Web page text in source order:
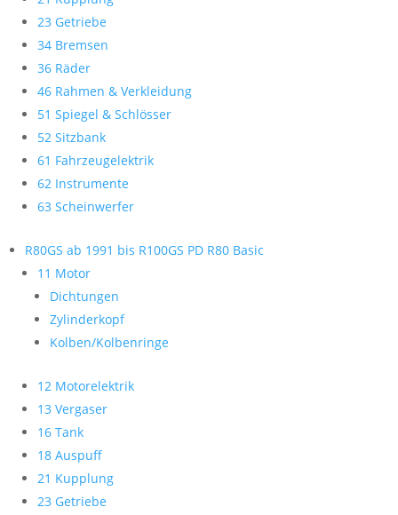
23 Getriebe
34 Bremsen
36 Räder
46 Rahmen & Verkleidung
51 Spiegel & Schlösser
52 Sitzbank
61 Fahrzeugelektrik
62 Instrumente
63 Scheinwerfer
R80GS ab 1991 bis R100GS PD R80 Basic
11 Motor
Dichtungen
Zylinderkopf
Kolben/Kolbenringe
12 Motorelektrik
13 Vergaser
16 Tank
18 Auspuff
21 Kupplung
23 Getriebe